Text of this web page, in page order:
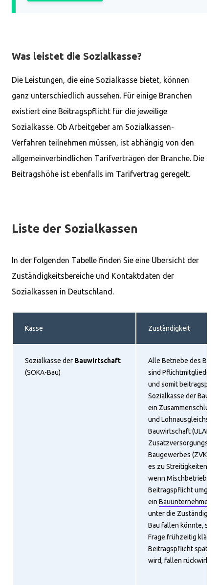
Was leistet die Sozialkasse?
Die Leistungen, die eine Sozialkasse bietet, können
ganz unterschiedlich aussehen. Für einige Branchen
existiert eine Beitragspflicht für die jeweilige
Sozialkasse. Ob Arbeitgeber am Sozialkassen-
Verfahren teilnehmen müssen, ist abhängig von den
allgemeinverbindlichen Tarifverträgen der Branche. Die
Beitragshöhe ist ebenfalls im Tarifvertrag geregelt.
Liste der Sozialkassen
In der folgenden Tabelle finden Sie eine Übersicht der
Zuständigkeitsbereiche und Kontaktdaten der
Sozialkassen in Deutschland.
Kasse Zuständigkeit
Sozialkasse der Bauwirtschaft
(SOKA-Bau)
Alle Betriebe des
sind Pflichtmitglieder
und somit
Sozialkasse der
ein Zusammenschluss
und
Bauwirtschaft (ULAK)
Baugewerbes (ZVK).
es zu Streitigkeiten mit
wenn Mischbetriebe
Beitragspflicht
ein Bauunternehmen
unter die
Bau fallen könnte,
Frage frühzeitig
Beitragspflicht später
wird, fallen